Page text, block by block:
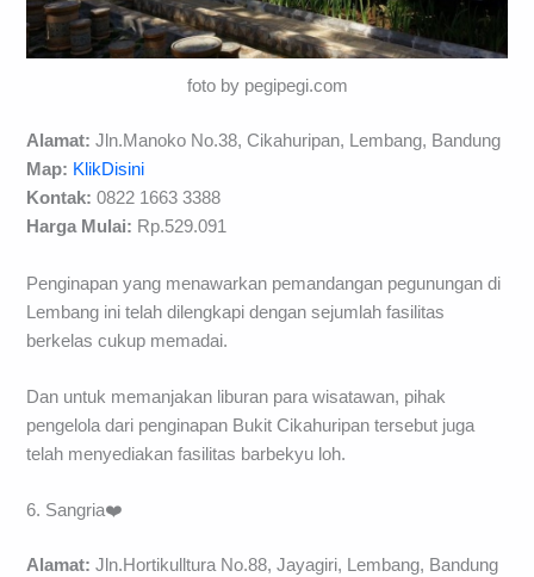
foto by pegipegi.com
Alamat: Jln.Manoko No.38, Cikahuripan, Lembang, Bandung
Map: KlikDisini
Kontak: 0822 1663 3388
Harga Mulai: Rp.529.091
Penginapan yang menawarkan pemandangan pegunungan di
Lembang ini telah dilengkapi dengan sejumlah fasilitas
berkelas cukup memadai.
Dan untuk memanjakan liburan para wisatawan, pihak
pengelola dari penginapan Bukit Cikahuripan tersebut juga
telah menyediakan fasilitas barbekyu loh.
6. Sangria❤️
Alamat: Jln.Hortikulltura No.88, Jayagiri, Lembang, Bandung